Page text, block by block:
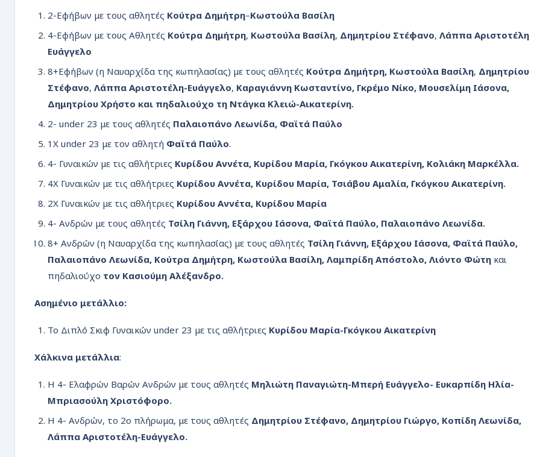
2-Εφήβων με τους αθλητές Κούτρα Δημήτρη–Κωστούλα Βασίλη
4-Εφήβων με τους Αθλητές Κούτρα Δημήτρη, Κωστούλα Βασίλη, Δημητρίου Στέφανο, Λάππα Αριστοτέλη
Ευάγγελο
8+Εφήβων (η Ναυαρχίδα της κωπηλασίας) με τους αθλητές Κούτρα Δημήτρη, Κωστούλα Βασίλη, Δημητρίου
Στέφανο, Λάππα Αριστοτέλη-Ευάγγελο, Καραγιάννη Κωσταντίνο, Γκρέμο Νίκο, Μουσελίμη Ιάσονα,
Δημητρίου Χρήστο και πηδαλιούχο τη Ντάγκα Κλειώ-Αικατερίνη.
2- under 23 με τους αθλητές Παλαιοπάνο Λεωνίδα, Φαϊτά Παύλο
1Χ under 23 με τον αθλητή Φαϊτά Παύλο.
4- Γυναικών με τις αθλήτριες Κυρίδου Αννέτα, Κυρίδου Μαρία, Γκόγκου Αικατερίνη, Κολιάκη Μαρκέλλα.
4Χ Γυναικών με τις αθλήτριες Κυρίδου Αννέτα, Κυρίδου Μαρία, Τσιάβου Αμαλία, Γκόγκου Αικατερίνη.
2Χ Γυναικών με τις αθλήτριες Κυρίδου Αννέτα, Κυρίδου Μαρία
4- Ανδρών με τους αθλητές Τσίλη Γιάννη, Εξάρχου Ιάσονα, Φαϊτά Παύλο, Παλαιοπάνο Λεωνίδα.
8+ Ανδρών (η Ναυαρχίδα της κωπηλασίας) με τους αθλητές Τσίλη Γιάννη, Εξάρχου Ιάσονα, Φαϊτά Παύλο,
Παλαιοπάνο Λεωνίδα, Κούτρα Δημήτρη, Κωστούλα Βασίλη, Λαμπρίδη Απόστολο, Λιόντο Φώτη και
πηδαλιούχο τον Κασιούμη Αλέξανδρο.
Ασημένιο μετάλλιο:
Το Διπλό Σκιφ Γυναικών under 23 με τις αθλήτριες Κυρίδου Μαρία-Γκόγκου Αικατερίνη
Χάλκινα μετάλλια:
Η 4- Ελαφρών Βαρών Ανδρών με τους αθλητές Μηλιώτη Παναγιώτη-Μπερή Ευάγγελο- Ευκαρπίδη Ηλία-
Μπριασούλη Χριστόφορο.
Η 4- Ανδρών, το 2ο πλήρωμα, με τους αθλητές Δημητρίου Στέφανο, Δημητρίου Γιώργο, Κοπίδη Λεωνίδα,
Λάππα Αριστοτέλη-Ευάγγελο.